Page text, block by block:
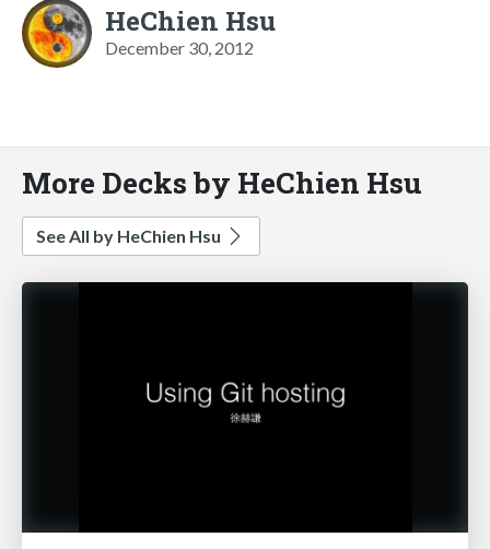
HeChien Hsu
December 30, 2012
More Decks by HeChien Hsu
See All by HeChien Hsu